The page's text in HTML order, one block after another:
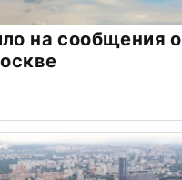
на сообщения о